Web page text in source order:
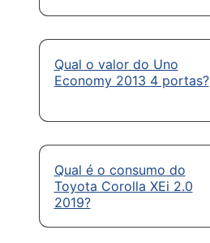
Qual o valor do Uno
Economy 2013 4 portas?
Qual é o consumo do
Toyota Corolla XEi 2.0
2019?